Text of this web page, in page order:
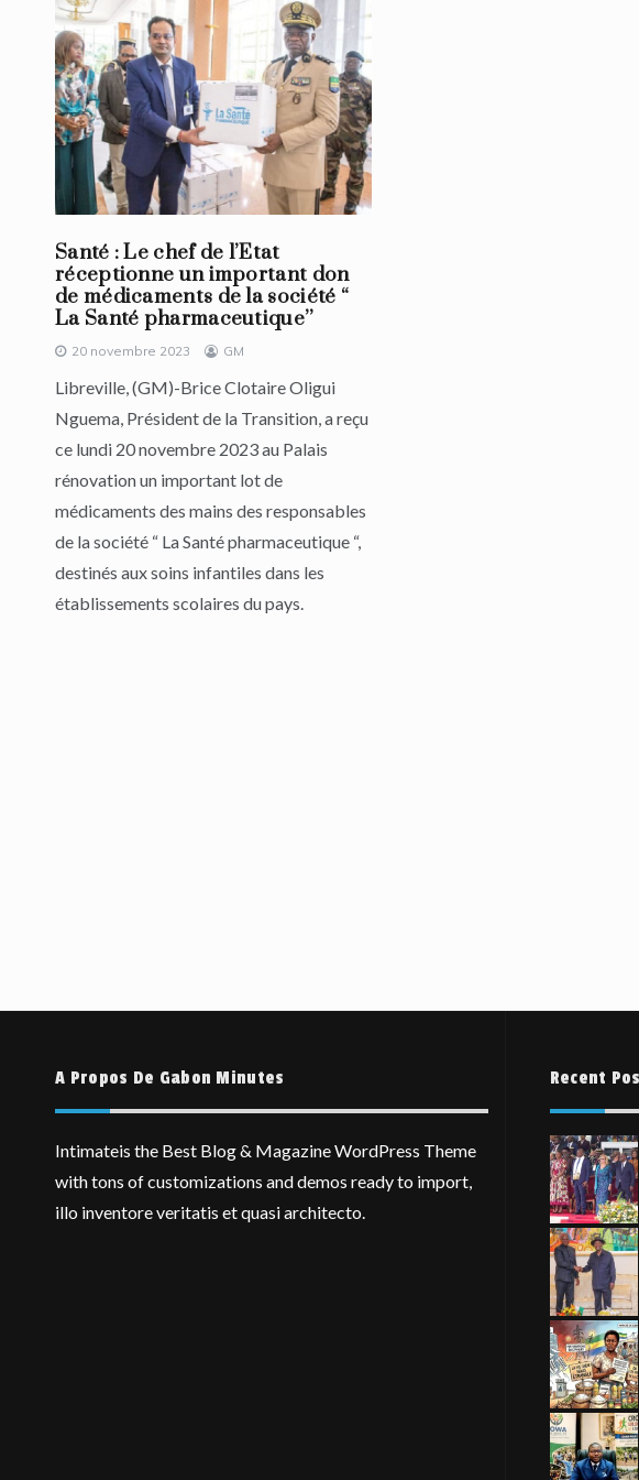
Santé : Le chef de l’Etat
réceptionne un important don
de médicaments de la société “
La Santé pharmaceutique’’
20 novembre 2023 GM
Libreville, (GM)-Brice Clotaire Oligui
Nguema, Président de la Transition, a reçu
ce lundi 20 novembre 2023 au Palais
rénovation un important lot de
médicaments des mains des responsables
de la société “ La Santé pharmaceutique “,
destinés aux soins infantiles dans les
établissements scolaires du pays.
A Propos De Gabon Minutes
Intimateis the Best Blog & Magazine WordPress Theme
with tons of customizations and demos ready to import,
illo inventore veritatis et quasi architecto.
Recent